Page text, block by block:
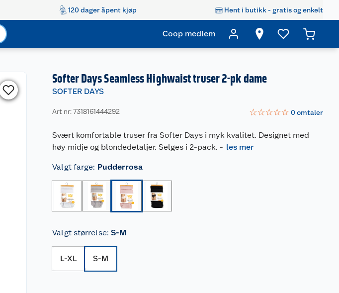
120 dager åpent kjøp Hent i butikk - gratis og enkelt
Coop medlem
Softer Days Seamless Highwaist truser 2-pk dame
SOFTER DAYS
Art nr: 7318161444292 ☆☆☆☆☆ 0omtaler
Svært komfortable truser fra Softer Days i myk kvalitet. Designet med
høy midje og blondedetaljer. Selges i 2-pack. - les mer
Valgt farge: Pudderrosa
Valgt størrelse: S-M
L-XL S-M